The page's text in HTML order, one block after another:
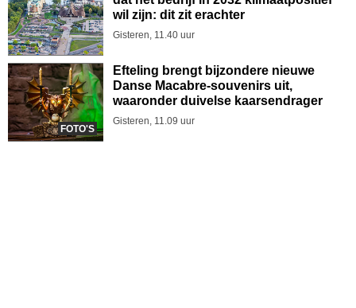
wil zijn: dit zit erachter
Gisteren, 11.40 uur
FOTO'S
Efteling brengt bijzondere nieuwe
Danse Macabre-souvenirs uit,
waaronder duivelse kaarsendrager
Gisteren, 11.09 uur